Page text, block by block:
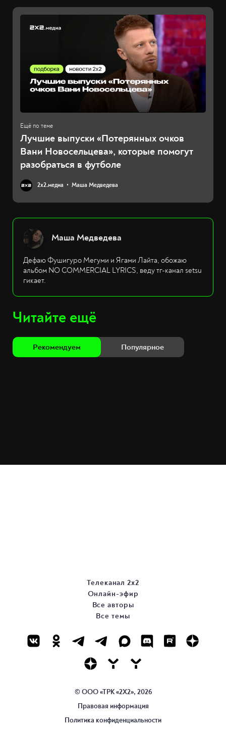
Лучшие выпуски «Потерянных очков
Вани Новосельцева», которые помогут
разобраться в футболе
2х2.медиа Маша Медведева
Маша Медведева
Дефаю Фушигуро Мегуми и Ягами Лайта, обожаю
альбом NO COMMERCIAL LYRICS, веду тг-канал setsu
гикает.
Читайте ещё
Рекомендуем Популярное
Телеканал 2х2
Онлайн-эфир
Все авторы
Все темы
© ООО «ТРК «2Х2», 2026
Правовая информация
Политика конфиденциальности